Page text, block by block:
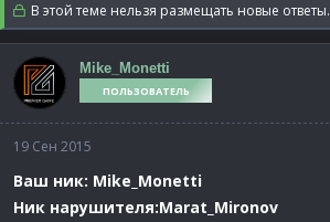
р
т
е
м
ы
н
а
а
л
В этой теме нельзя размещать новые ответы.
Mike_Monetti
ПОЛЬЗОВАТЕЛЬ
19 Сен 2015
Ваш ник: Mike_Monetti
Ник нарушителя:Marat_Mironov